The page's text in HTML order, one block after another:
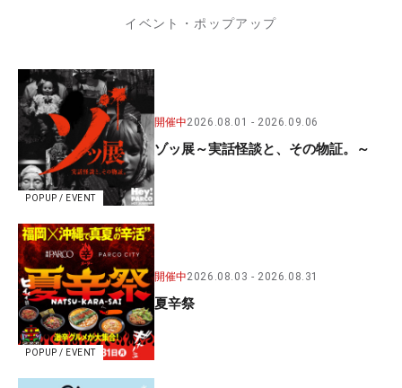
イベント・ポップアップ
POPUP / EVENT
開催中2026.08.01 2026.09.06
ゾッ展～実話怪談と、その物証。～
POPUP / EVENT
開催中2026.08.03 2026.08.31
夏辛祭